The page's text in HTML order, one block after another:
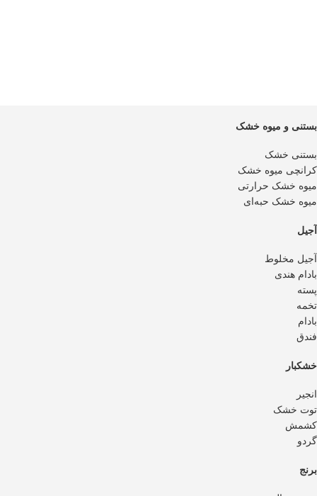
بستنی و میوه خشک
بستنی خشک
کرانچی میوه خشک
میوه خشک حرارتی
میوه خشک حبه‌ای
آجیل
آجیل مخلوط
بادام هندی
پسته
تخمه
بادام
فندق
خشکبار
انجیر
توت خشک
کشمش
گردو
برنج